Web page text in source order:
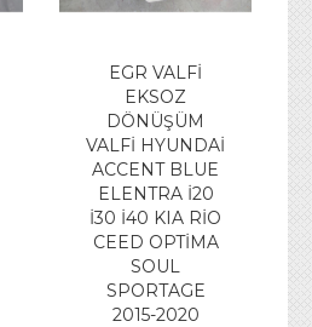
EGR VALFİ
EKSOZ
DÖNÜŞÜM
VALFİ HYUNDAİ
ACCENT BLUE
ELENTRA İ20
İ30 İ40 KIA RİO
CEED OPTİMA
SOUL
SPORTAGE
2015-2020